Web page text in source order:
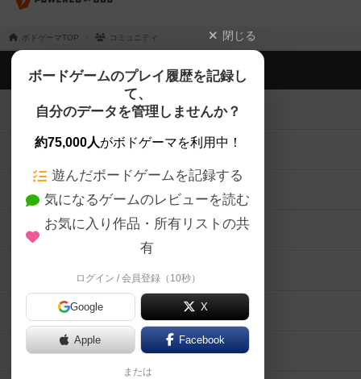
ボドゲーマTOP コミュニティ 閉じる
ボードゲームのプレイ履歴を記録し
て、
自分のデータを管理しませんか？
約75,000人がボドゲーマを利用中！
遊んだボードゲームを記録する
気になるゲームのレビューを読む
お気に入り作品・所有リストの共
有
ログイン / 会員登録（10秒）
Google X
Apple Facebook
または
ボドゲーマTOP
ボードゲームを検索する
ボードゲームの新着レビュー
ボードゲーム会情報
メカニクス特集
掲示板・トピックス
ボドとも・会員一覧
ボードゲーム業界コラム